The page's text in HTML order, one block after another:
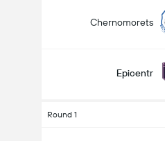
Chernomorets
Epicentr
Round 1